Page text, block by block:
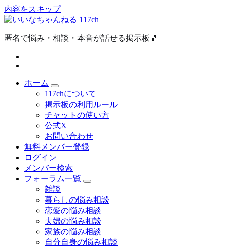
内容をスキップ
匿名で悩み・相談・本音が話せる掲示板🎵
ホーム
117chについて
掲示板の利用ルール
チャットの使い方
公式X
お問い合わせ
無料メンバー登録
ログイン
メンバー検索
フォーラム一覧
雑談
暮らしの悩み相談
恋愛の悩み相談
夫婦の悩み相談
家族の悩み相談
自分自身の悩み相談